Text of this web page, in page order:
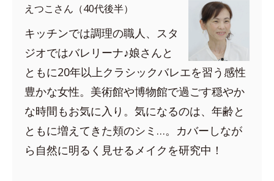
えつこさん（40代後半）
キッチンでは調理の職人、スタ
ジオではバレリーナ♪娘さんと
ともに20年以上クラシックバレエを習う感性
豊かな女性。美術館や博物館で過ごす穏やか
な時間もお気に入り。気になるのは、年齢と
ともに増えてきた頬のシミ…。カバーしなが
ら自然に明るく見せるメイクを研究中！